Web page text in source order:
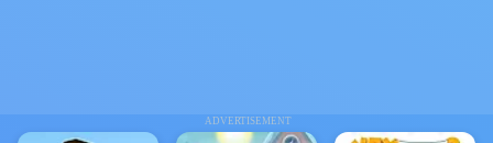
ADVERTISEMENT